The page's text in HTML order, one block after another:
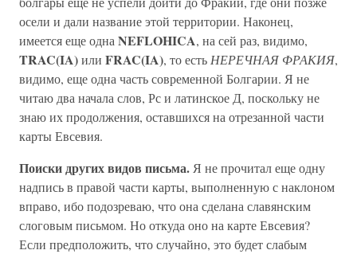
осели и дали название этой территории. Наконец,
имеется еще однаNEFLOHICA, на сей раз, видимо,
TRAC(IA)или FRAC(IA), то естьНЕРЕЧНАЯ ФРАКИЯ,
видимо, еще одна часть современной Болгарии. Я не
читаю два начала слов, Рс и латинское Д, поскольку не
знаю их продолжения, оставшихся на отрезанной части
карты Евсевия.
Поиски других видов письма.Я не прочитал еще одну
надпись в правой части карты, выполненную с наклоном
вправо, ибо подозреваю, что она сделана славянским
слоговым письмом. Но откуда оно на карте Евсевия?
Если предположить, что случайно, это будет слабым